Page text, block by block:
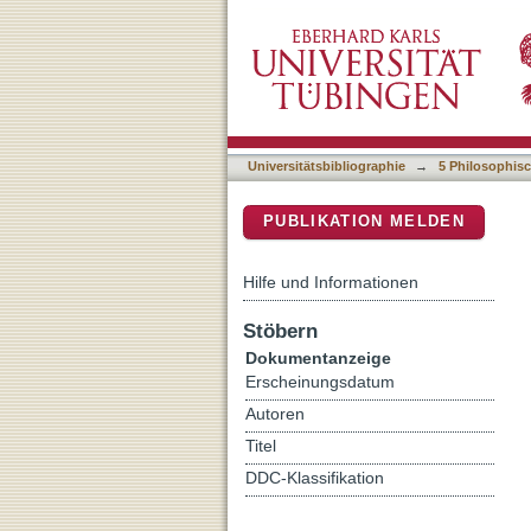
Universitätsbibliographie → 5
PUBLIKATION MELDEN
Hilfe und Informationen
Stöbern
Dokumentanzeige
Erscheinungsdatum
Autoren
Titel
DDC-Klassifikation